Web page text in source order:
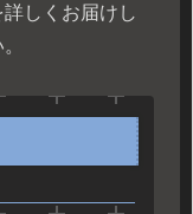
しくお届けし